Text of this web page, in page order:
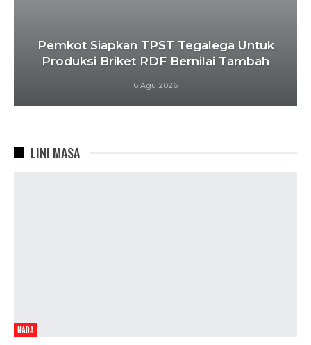
Pemkot Siapkan TPST Tegalega Untuk
Produksi Briket RDF Bernilai Tambah
6 Agu 2026
LINI MASA
NADA